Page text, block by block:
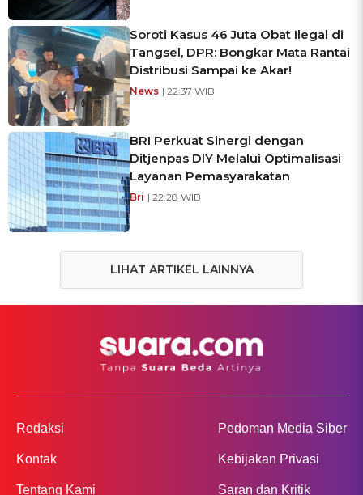
Soroti Kasus 46 Juta Obat Ilegal di
Tangsel, DPR: Bongkar Mata Rantai
Distribusi Sampai ke Akar!
News | 22:37 WIB
BRI Perkuat Sinergi dengan
Ditjenpas DIY Melalui Optimalisasi
Layanan Pemasyarakatan
Bri | 22:28 WIB
LIHAT ARTIKEL LAINNYA
Redaksi
Kontak
Tentang Kami
Pedoman Media Siber
Kebijakan Privasi
Saran dan Kritik